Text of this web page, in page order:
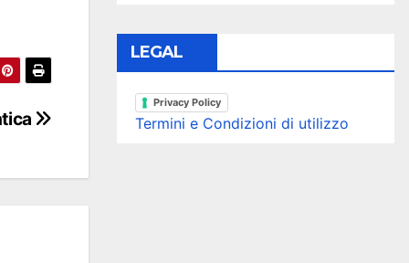
LEGAL
Privacy Policy
Termini e Condizioni di utilizzo